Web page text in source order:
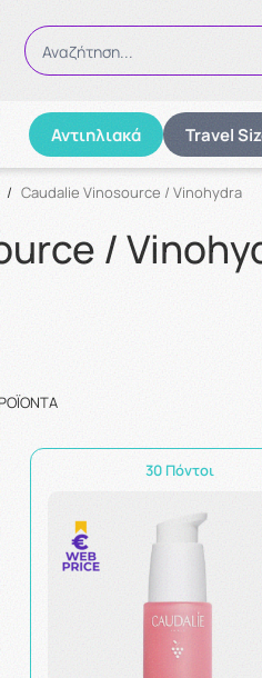
Αναζήτηση...
Αντιηλιακά Travel
/ Caudalie Vinosource / Vinohydra
/
30 Πόντοι